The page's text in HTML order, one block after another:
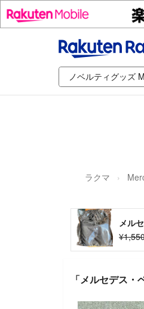
ラクマ
メル
「メルセデス